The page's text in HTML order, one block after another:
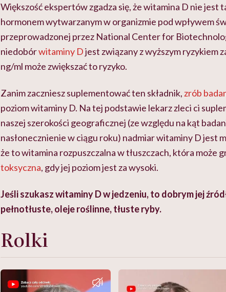
Większość ekspertów zgadza się, że witamina D nie jest
hormonem wytwarzanym w organizmie pod wpływem
przeprowadzonej przez National Center for
niedobórwitaminy Djest związany z wyższym ryzykiem
ng/ml może zwiększać to ryzyko.
Zanim zaczniesz suplementować ten składnik, zrób
poziom witaminy D. Na tej podstawie lekarz zleci ci
naszej szerokości geograficznej (ze względu na kąt
nasłonecznienie w ciągu roku) nadmiar witaminy D jest
że to witamina rozpuszczalna w tłuszczach, która może
toksyczna, gdy jej poziom jest za wysoki.
Jeśli szukasz witaminy D w jedzeniu, to dobrym jej
pełnotłuste, oleje roślinne, tłuste ryby.
Rolki